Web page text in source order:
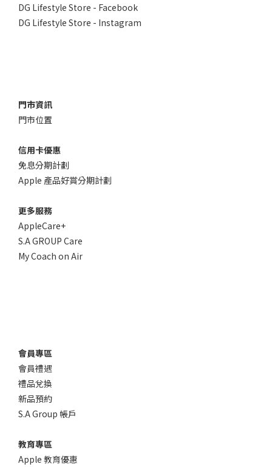
DG Lifestyle Store - Facebook
DG Lifestyle Store - Instagram
門市資訊
門市位置
信用卡優惠
免息分期計劃
Apple 產品好賞分期計劃
更多服務
AppleCare+
S.A GROUP Care
My Coach on Air
會員專區
會員禮遇
禮品兌換
新品預約
S.A Group 帳戶
教育專區
Apple 教育優惠